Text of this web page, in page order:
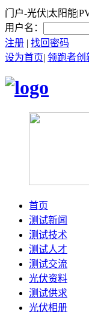
门户-光伏|太阳能
用户名：
注册 | 找回密码
设为首页| 领跑者创
首页
测试新闻
测试技术
测试人才
测试交流
光伏资料
测试供求
光伏相册